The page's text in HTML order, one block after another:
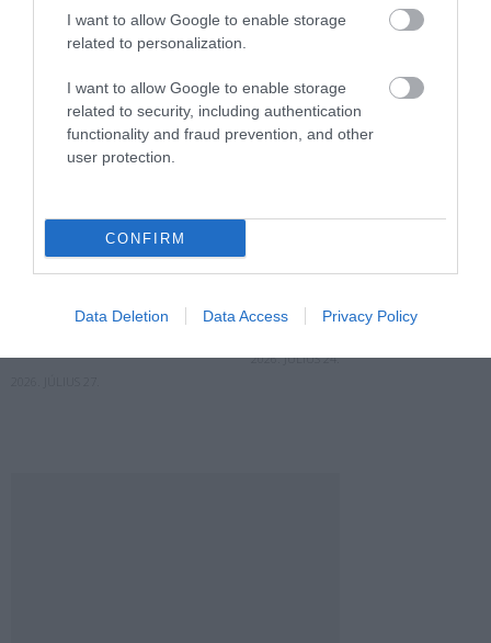
I want to allow Google to enable storage
related to personalization.
I want to allow Google to enable storage
related to security, including authentication
functionality and fraud prevention, and other
user protection.
CONFIRM
Data Deletion Data Access Privacy Policy
A KÖNYVTÁR, A TEMPLOM
VAGY A SZOMSZÉD
JÖVŐ HŰSÖLŐHELYE
RENDŐR, AKI TELEFONÁL:
GYANAKODNI KELL
2026. JÚLIUS 24.